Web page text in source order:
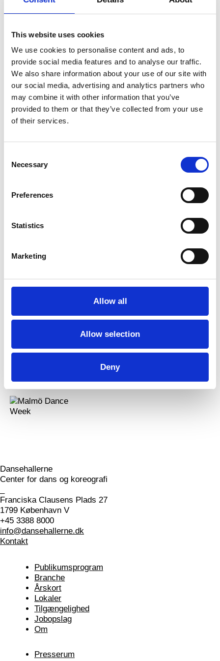
This website uses cookies
We use cookies to personalise content and ads, to
provide social media features and to analyse our traffic.
We also share information about your use of our site with
our social media, advertising and analytics partners who
may combine it with other information that you’ve
provided to them or that they’ve collected from your use
of their services.
Selection
Necessary
Preferences
Statistics
Marketing
Allow all
Allow selection
Deny
Vi beder dig venligst møde op 15 minutter før
timen, så der er tid til at tjekke ind med din QR-
kode i Foyeren på billetten.
Alle medlemmer kan deltage i Dansehallernes
træningsaktiviteter – et årsprogram med cirka 5
dages træning om ugen og nu også workshops
medlemmer uanset baggrund i
deltage i en drop-in klasse.
Internationale gæster kan også deltage i træning
gratis i op til 1 måned. Har du kommentarer eller
trainingcurator@dansehallerne.dk
Dato
27.–30.10.2025, 10:00
Varighed
Dansehallerne, Franciska Clausens Plads 27, 1799
Dansehallerne
Center for dans og koreografi
Franciska Clausens Plads 27
1799 København V
+45 3388 8000
info@dansehallerne.dk
Kontakt
Publikums­program
Branche
Årskort
Lokaler
Tilgængelighed
Jobopslag
Om
Presserum